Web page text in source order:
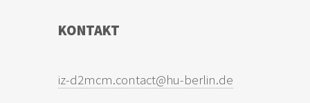
KONTAKT